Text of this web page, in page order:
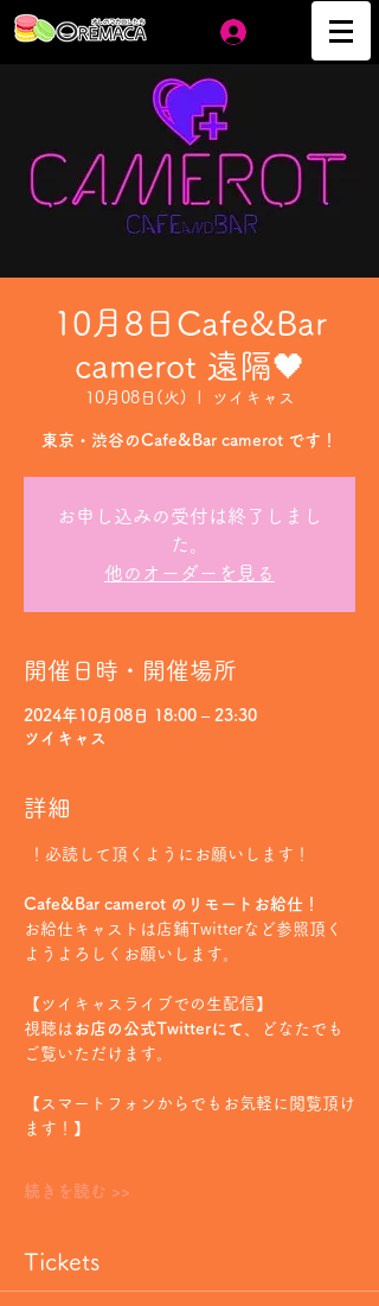
10月8日Cafe&Bar
camerot 遠隔🖤
10月08日(火) ツイキャス
東京・渋谷のCafe&Bar camerot です！
お申し込みの受付は終了しまし
た。
他のオーダーを見る
開催日時・開催場所
2024年10月08日 18:00 – 23:30
ツイキャス
詳細
！必読して頂くようにお願いします！
Cafe&Bar camerot のリモートお給仕！
お給仕キャストは店鋪Twitterなど参照頂く
ようよろしくお願いします。
【ツイキャスライブでの生配信】
視聴は お店の公式Twitterにて 、どなたでも
ご覧いただけます。
【スマートフォンからでもお気軽に閲覧頂け
ます！】
続きを読む >>
Tickets